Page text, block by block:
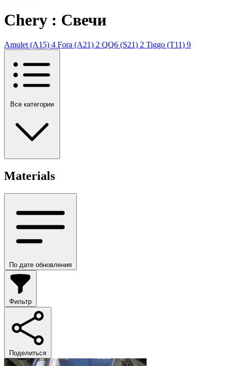
Chery : Свечи
Amulet (A15) 4 Fora (A21) 2 QQ6 (S21) 2 Tiggo (T11) 9
Все категории
Materials
По дате обновления
Фильтр
Поделиться